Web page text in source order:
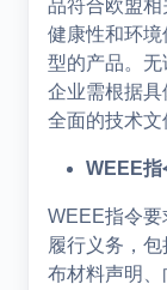
品符合欧盟相
健康性和环
型的产品。无
企业需根据
全面的技术文
WEEE指
WEEE指令
履行义务，
布材料声明